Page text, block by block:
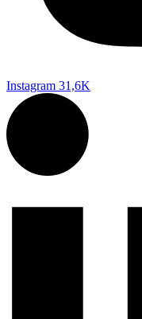
Instagram 31,6K